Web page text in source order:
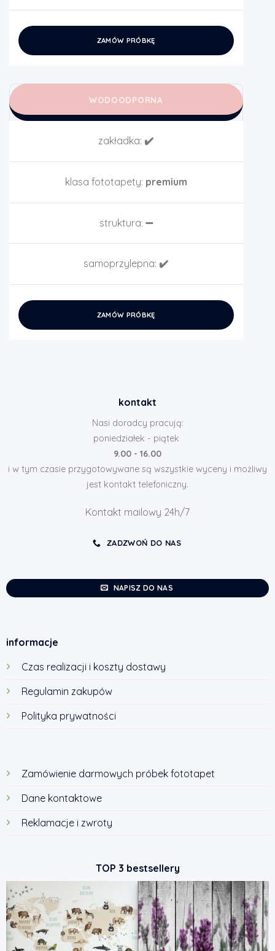
ZAMÓW PRÓBKĘ
WODOODPORNA
zakładka: ✔️
klasa fototapety: premium
struktura: ➖
samoprzylepna: ✔️
ZAMÓW PRÓBKĘ
kontakt
Nasi doradcy pracują:
poniedziałek - piątek
9.00 - 16.00
i w tym czasie przygotowywane są wszystkie wyceny i możliwy
jest kontakt telefoniczny.
Kontakt mailowy 24h/7
ZADZWOŃ DO NAS
NAPISZ DO NAS
informacje
Czas realizacji i koszty dostawy
Regulamin zakupów
Polityka prywatności
Zamówienie darmowych próbek fototapet
Dane kontaktowe
Reklamacje i zwroty
TOP 3 bestsellery